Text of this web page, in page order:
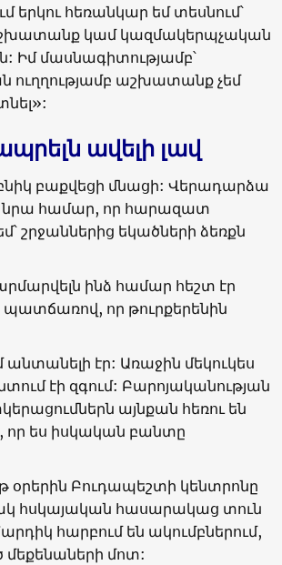
երկու հեռանկար եմ տեսնում՝
կամ կազմակերպչական
Իմ մասնագիտությամբ՝
ուղղությամբ աշխատանք չեմ
ավելի լավ
բաքվեցի մնացի: Վերադարձա
նրա համար, որ հարազատ
շրջաններից եկածների ձեռքն
ինձ համար հեշտ էր
պատճառով, որ թուրքերենին
էր: Առաջին մեկուկես
էի զգում: Բարոյականության
այնքան հեռու են
որ ես իսկական բանտը
Բուդապեշտի կենտրոնը
հսկայական հասարակաց տուն
հարբում են ակումբներում,
մեքենաների մոտ: